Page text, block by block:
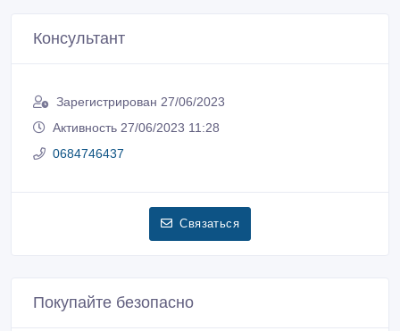
Консультант
Зарегистрирован 27/06/2023
Активность 27/06/2023 11:28
0684746437
Связаться
Покупайте безопасно